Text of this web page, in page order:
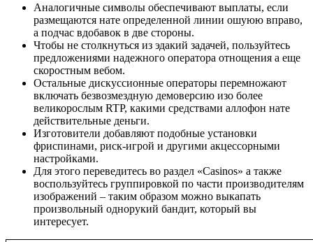
Аналогичные символы обеспечивают выплаты, если
размещаются нате определенной линии ошуюю вправо,
а подчас вдобавок в две стороны.
Чтобы не столкнуться из эдакий задачей, пользуйтесь
предложениями надежного оператора отнощения а еще
скоростным вебом.
Остальные дискуссионные операторы перемножают
включать безвозмездную демоверсию изо более
великорослым RTP, какими средствами аллофон нате
действительные деньги.
Изготовители добавляют подобные установки
фриспинами, риск-игрой и другими акцессорными
настройками.
Для этого переведитесь во раздел «Casinos» а также
воспользуйтесь группировкой по части производителям
изображений – таким образом можно выкапать
произвольный однорукий бандит, который вы
интересует.